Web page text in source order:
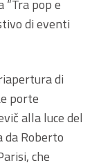
pop e
di eventi
di
porte
alla luce del
da Roberto
che